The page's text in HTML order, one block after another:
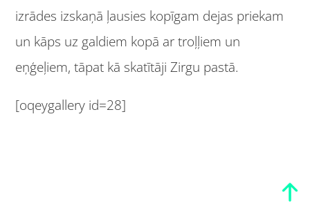
izrādes izskaņā ļausies kopīgam dejas priekam
un kāps uz galdiem kopā ar troļļiem un
eņģeļiem, tāpat kā skatītāji Zirgu pastā.
[oqeygallery id=28]